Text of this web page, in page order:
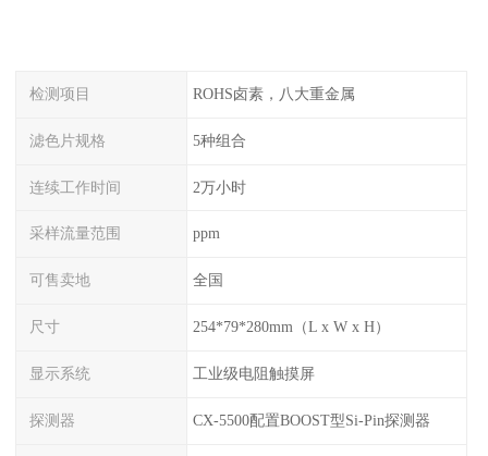
检测项目 ROHS卤素，八大重金属
滤色片规格 5种组合
连续工作时间 2万小时
采样流量范围 ppm
可售卖地 全国
尺寸 254*79*280mm（L x W x H）
显示系统 工业级电阻触摸屏
探测器 CX-5500配置BOOST型Si-Pin探测器